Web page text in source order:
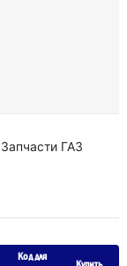
Запчасти ГАЗ
Код для